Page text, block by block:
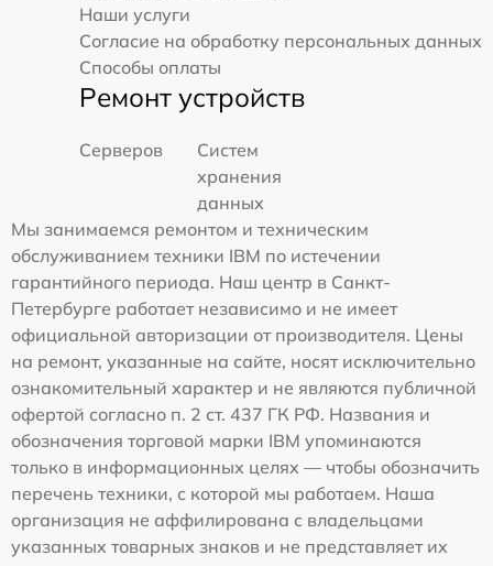
Наши услуги
Согласие на обработку персональных данных
Способы оплаты
Ремонт устройств
Серверов
Систем
хранения
данных
Мы занимаемся ремонтом и техническим
обслуживанием техники IBM по истечении
гарантийного периода. Наш центр в Санкт-
Петербурге работает независимо и не имеет
официальной авторизации от производителя. Цены
на ремонт, указанные на сайте, носят исключительно
ознакомительный характер и не являются публичной
офертой согласно п. 2 ст. 437 ГК РФ. Названия и
обозначения торговой марки IBM упоминаются
только в информационных целях — чтобы обозначить
перечень техники, с которой мы работаем. Наша
организация не аффилирована с владельцами
указанных товарных знаков и не представляет их